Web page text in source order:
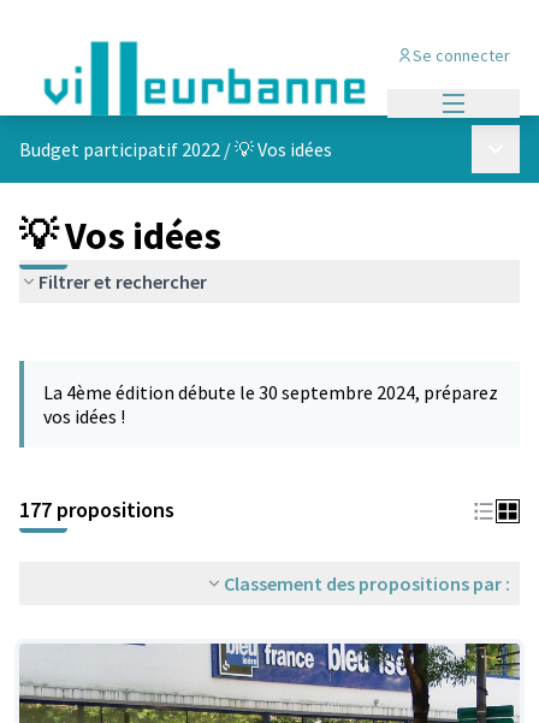
Se connecter
Budget participatif 2022 /💡 Vos idées
💡 Vos idées
Filtrer et rechercher
−
La 4ème édition débute le 30 septembre 2024, préparez
vos idées !
177 propositions
Classement des propositions par :